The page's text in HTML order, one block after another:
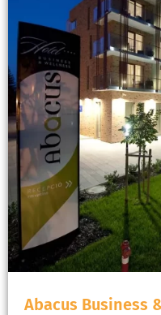
Abacus Business